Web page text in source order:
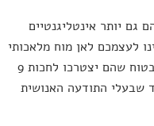
גם יותר אינטליגנטיים
לעצמכם לאן מוח מלאכותי
על-אנושי שמשפר את עצמו יכול להגיע תוך כמה דורות. ובמקרה הזה אפילו לא בטוח שהם יצטרכו לחכות 9
שבעלי התודעה האנושית